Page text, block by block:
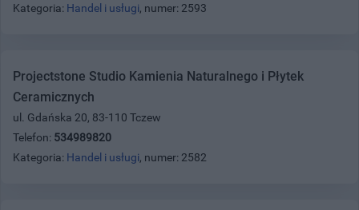
Kategoria: Handel i usługi, numer: 2593
Projectstone Studio Kamienia Naturalnego i Płytek
Ceramicznych
ul. Gdańska 20, 83-110 Tczew
Telefon: 534989820
Kategoria: Handel i usługi, numer: 2582